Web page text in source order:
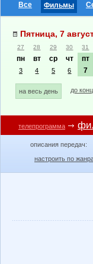
Все Фильмы
Пятница, 7
27 28 29 30 31
пн вт ср чт пт
3 4 5 6 7
на весь день до
телепрограмма
описания передач:
настроить по